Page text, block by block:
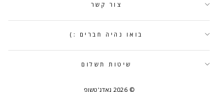
צור קשר
בואו נהיה חברים :)
שיטות תשלום
© 2026 גאדג'טשופ